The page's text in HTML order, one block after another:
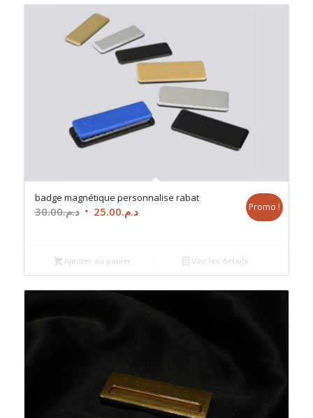
badge magnétique personnalise rabat
د.م.30.00
Le
était :
د.م.30.00.
د.م.25.00
Le
د.م.25.00.
Promo !
Ajouter au panier Voir les détails